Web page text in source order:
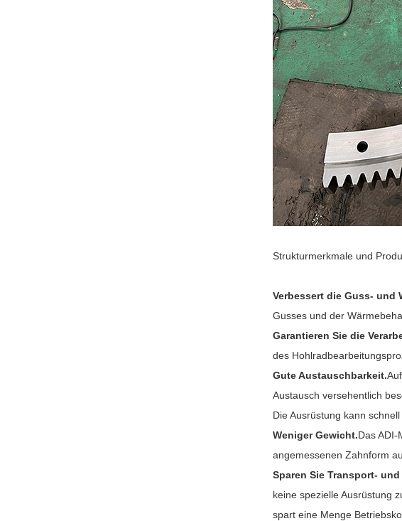
Strukturmerkmale und
Verbessert die Guss- und
Gusses und der
Garantieren Sie die
des
Gute Austauschbarkeit.
Austausch versehentlich
Die Ausrüstung kann
Weniger Gewicht.Das
angemessenen Zahnform
Sparen Sie Transport-
keine spezielle Ausrüstung
spart eine Menge